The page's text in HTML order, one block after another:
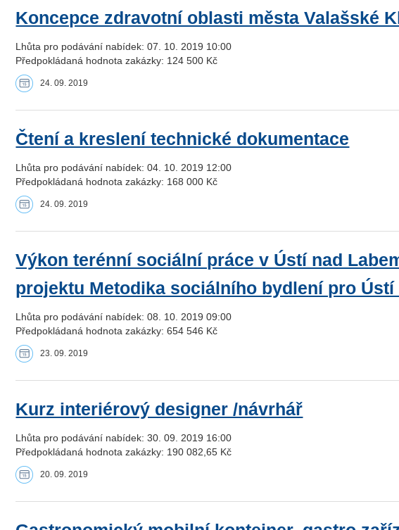
Koncepce zdravotní oblasti města Valašské
Lhůta pro podávání nabídek: 07. 10. 2019 10:00
Předpokládaná hodnota zakázky: 124 500 Kč
24. 09. 2019
Čtení a kreslení technické dokumentace
Lhůta pro podávání nabídek: 04. 10. 2019 12:00
Předpokládaná hodnota zakázky: 168 000 Kč
24. 09. 2019
Výkon terénní sociální práce v Ústí nad
projektu Metodika sociálního bydlení pro Ústí
Lhůta pro podávání nabídek: 08. 10. 2019 09:00
Předpokládaná hodnota zakázky: 654 546 Kč
23. 09. 2019
Kurz interiérový designer /návrhář
Lhůta pro podávání nabídek: 30. 09. 2019 16:00
Předpokládaná hodnota zakázky: 190 082,65 Kč
20. 09. 2019